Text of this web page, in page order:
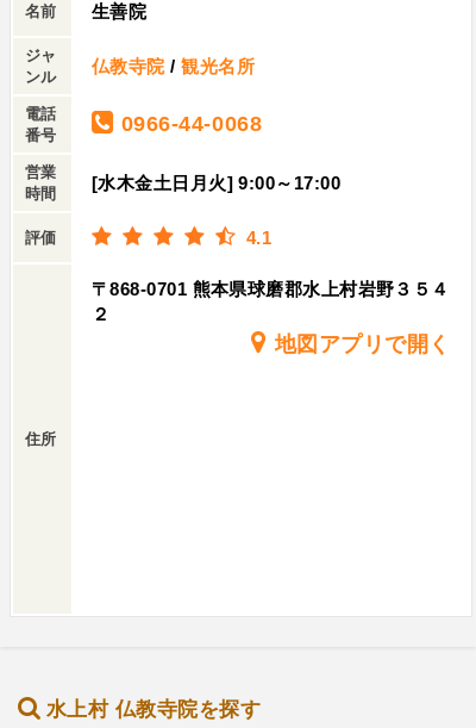
名前 生善院
ジャ
ンル
仏教寺院/観光名所
電話
番号
0966-44-0068
営業
時間
[水木金土日月火] 9:00～17:00
評価 4.1
住所
〒868-0701 熊本県球磨郡水上村岩野３５４
２
地図アプリで開く
水上村 仏教寺院を探す